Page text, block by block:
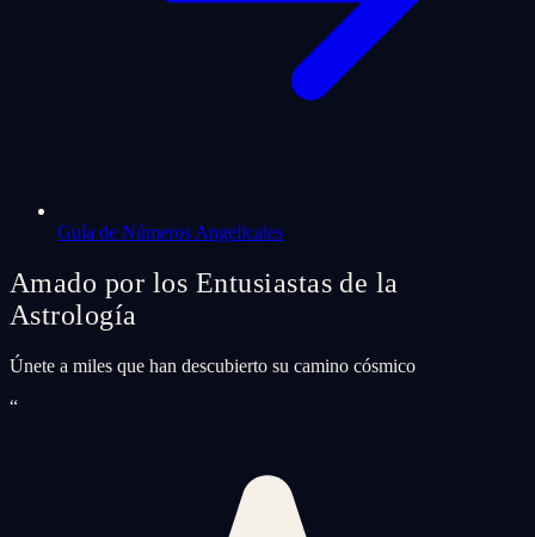
Guía de Números Angelicales
Amado por los Entusiastas de la
Astrología
Únete a miles que han descubierto su camino cósmico
“